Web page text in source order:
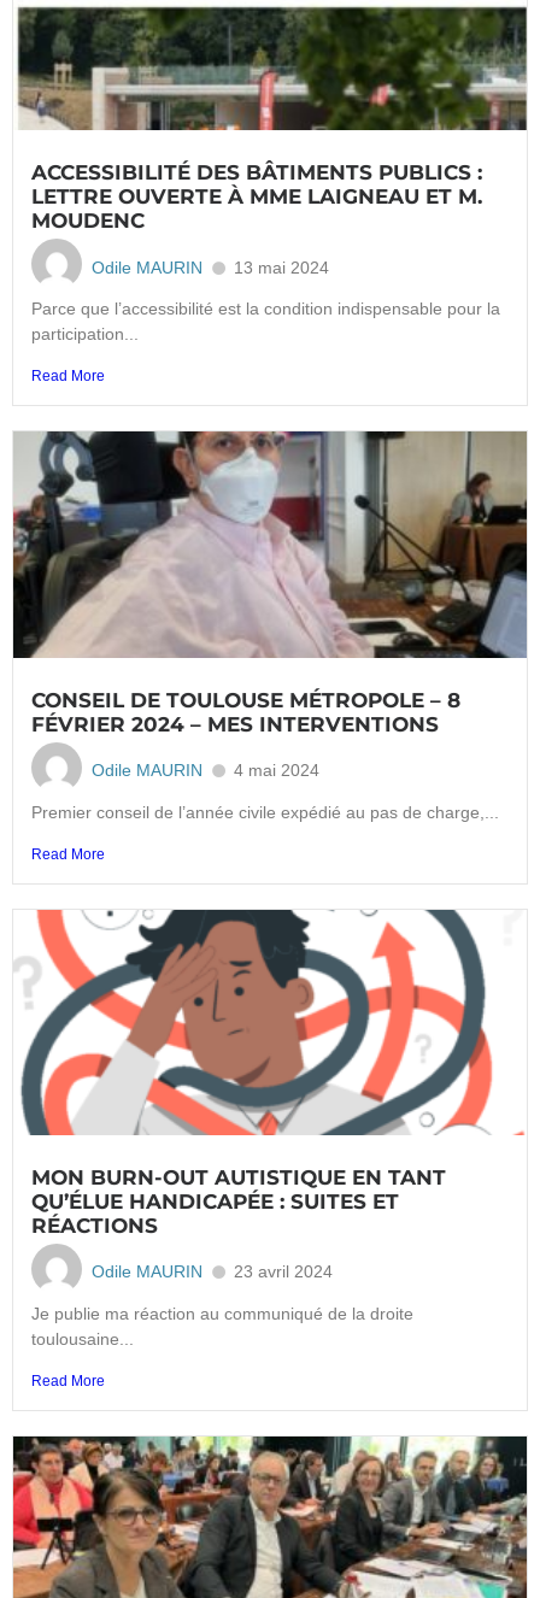
ACCESSIBILITÉ DES BÂTIMENTS PUBLICS :
LETTRE OUVERTE À MME LAIGNEAU ET M.
MOUDENC
Odile MAURIN 13 mai 2024
Parce que l’accessibilité est la condition indispensable pour la
participation...
Read More
CONSEIL DE TOULOUSE MÉTROPOLE – 8
FÉVRIER 2024 – MES INTERVENTIONS
Odile MAURIN 4 mai 2024
Premier conseil de l’année civile expédié au pas de charge,...
Read More
MON BURN-OUT AUTISTIQUE EN TANT
QU’ÉLUE HANDICAPÉE : SUITES ET
RÉACTIONS
Odile MAURIN 23 avril 2024
Je publie ma réaction au communiqué de la droite
toulousaine...
Read More